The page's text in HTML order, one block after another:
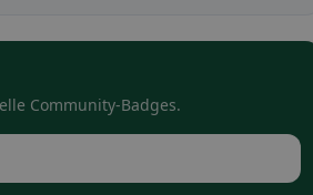
Community-Badges.